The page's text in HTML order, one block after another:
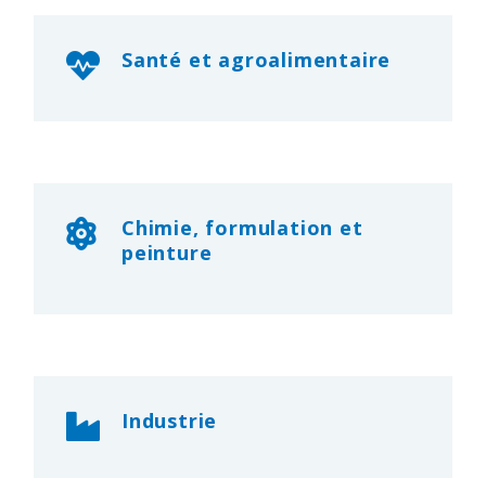
Santé et agroalimentaire
Chimie, formulation et
peinture
Industrie